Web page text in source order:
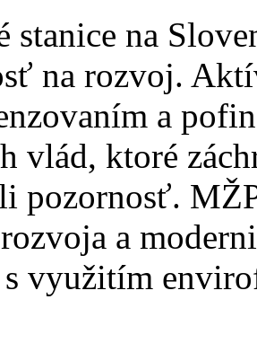
stanice na
na rozvoj.
a
vlád, ktoré
pozornosť.
a
využitím